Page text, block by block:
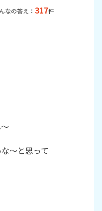
なの答え： 317件
～と思って